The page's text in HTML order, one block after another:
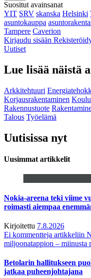
Suositut avainsanat
YIT SRV skanska Helsinki
asuntokauppa
Tampere Caverion
Kirjaudu sisään
Uutiset
Lue lisää näistä
Arkkitehtuuri
Korjausrakentaminen
Rakennustuote
Talous Työelämä
Uutisissa nyt
Uusimmat artikkelit
Nokia-areena teki viime
roimasti aiempaa
Kirjoitettu 7.8.2026
Ei kommentteja artikkeliin
miljoonatappion – miinusta
Betolarin hallitukseen
jatkaa puheenjohtajana